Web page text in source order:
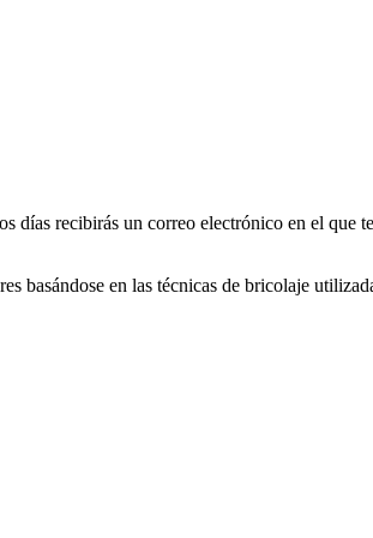
días recibirás un correo electrónico en el
basándose en las técnicas de bricolaje